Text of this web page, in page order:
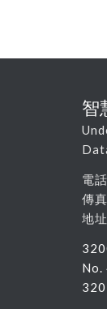
智
電
傳
地
No.